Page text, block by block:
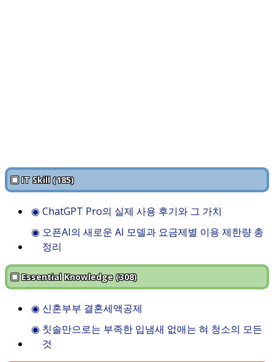
▣ IT Skill (185)
◉ ChatGPT Pro의 실제 사용 후기와 그 가치
◉ 오픈AI의 새로운 AI 모델과 요금제별 이용 제한량 총
정리
▣ Essential Knowledge (308)
◉ 신혼부부 결혼세액공제
◉ 칫솔만으로는 부족한 입냄새 없애는 혀 청소의 모든
것